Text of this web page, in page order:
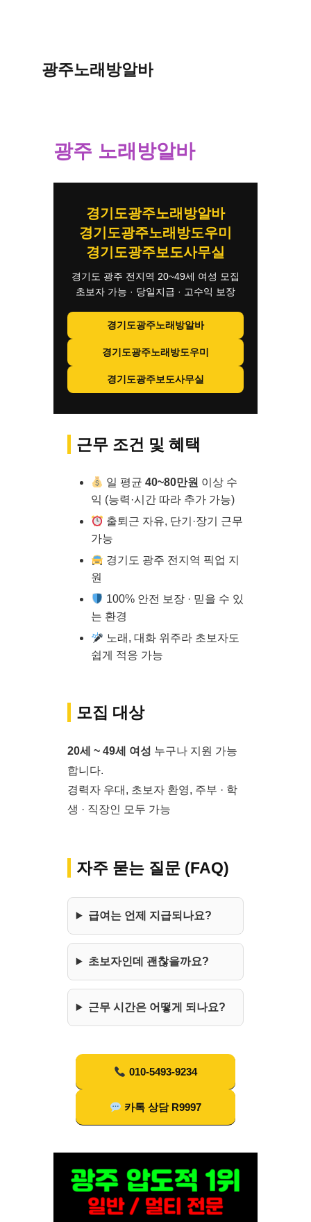
광주노래방알바
광주 노래방알바
경기도광주노래방알바
경기도광주노래방도우미
경기도광주보도사무실
경기도 광주 전지역 20~49세 여성 모집
초보자 가능 · 당일지급 · 고수익 보장
경기도광주노래방알바
경기도광주노래방도우미
경기도광주보도사무실
근무 조건 및 혜택
일 평균 40~80만원 이상 수
익 (능력·시간 따라 추가 가능)
출퇴근 자유, 단기·장기 근무
가능
경기도 광주 전지역 픽업 지
원
100% 안전 보장 · 믿을 수 있
는 환경
노래, 대화 위주라 초보자도
쉽게 적응 가능
모집 대상
20세 ~ 49세 여성 누구나 지원 가능
합니다.
경력자 우대, 초보자 환영, 주부 · 학
생 · 직장인 모두 가능
자주 묻는 질문 (FAQ)
급여는 언제 지급되나요?
초보자인데 괜찮을까요?
근무 시간은 어떻게 되나요?
010-5493-9234
카톡 상담 R9997